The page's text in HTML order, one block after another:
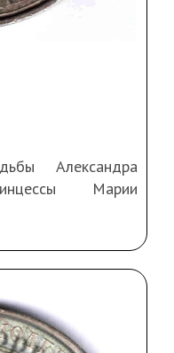
Александра
Марии
Биткин R1